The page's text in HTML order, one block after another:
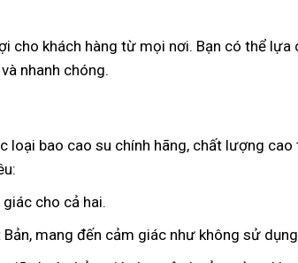
cho khách hàng từ mọi nơi. Bạn có thể
nhanh chóng.
loại bao cao su chính hãng, chất lượng
cho cả hai.
mang đến cảm giác như không sử